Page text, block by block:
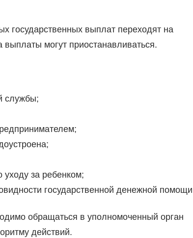
государственных выплат переходят на
могут приостанавливаться.
службы;
за ребенком;
государственной денежной
обращаться в уполномоченный орган
действий.